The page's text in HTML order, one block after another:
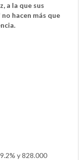
a la que sus
hacen más que
y 828.000